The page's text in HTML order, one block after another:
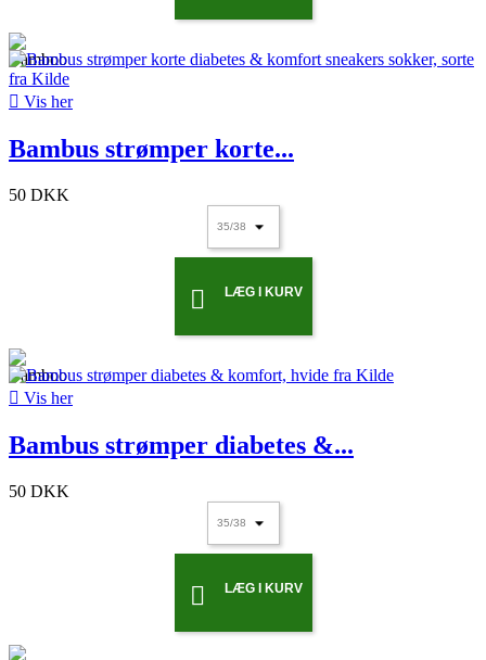
 Vis her
Bambus strømper korte...
50 DKK
 LÆG I KURV
 Vis her
Bambus strømper diabetes &...
50 DKK
 LÆG I KURV